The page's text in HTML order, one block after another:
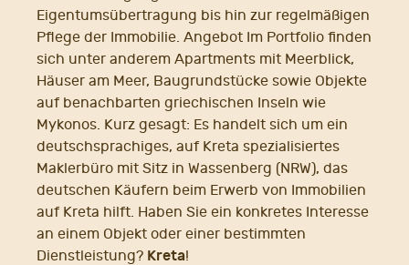
Eigentumsübertragung bis hin zur regelmäßigen
Pflege der Immobilie. Angebot Im Portfolio finden
sich unter anderem Apartments mit Meerblick,
Häuser am Meer, Baugrundstücke sowie Objekte
auf benachbarten griechischen Inseln wie
Mykonos. Kurz gesagt: Es handelt sich um ein
deutschsprachiges, auf Kreta spezialisiertes
Maklerbüro mit Sitz in Wassenberg (NRW), das
deutschen Käufern beim Erwerb von Immobilien
auf Kreta hilft. Haben Sie ein konkretes Interesse
an einem Objekt oder einer bestimmten
Dienstleistung? Kreta!